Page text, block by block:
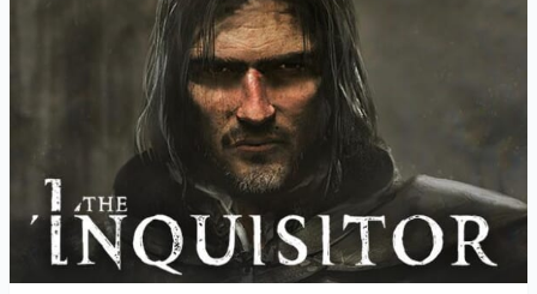
若ゲのいたり〜ゲームクリエイターの青春〜
『うつヌケ』『ペンと箸』等で知られるマンガ家・田中圭
一先生によるゲーム業界レポートマンガです。
なんでゲームは面白い？
ゲーム開発者・hamatsu氏がゲームの魅力を画面や操作の
具体的な形から解き明かしていく、硬派で骨太な評論連載
です。
ゲームが変えた日本語
「経験値」「裏技」「ラスボス」… ゲームにまつわる言葉
の起源や用法の変遷を、コンピューター文化史研究家・タ
イニーP氏が徹底調査。
復活したイエスが怒りを説く世界で異端審問官となるアクション
ゲーム『I, the Inquisitor』の新映像を海外メディアが独占公開。
日本語にも対応